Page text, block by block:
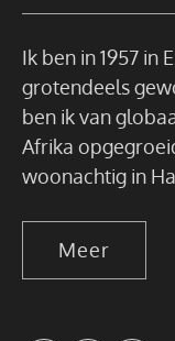
Ik ben in 1957 in
grotendeels
ben ik van
Afrika
woonachtig in
Meer